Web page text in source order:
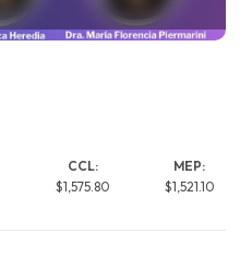
CCL:
$1,575.80
MEP:
$1,521.10